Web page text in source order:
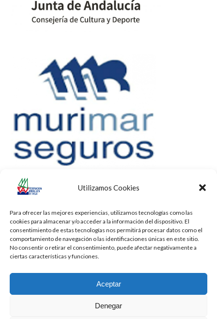
Utilizamos Cookies
Para ofrecer las mejores experiencias, utilizamos tecnologías como las
cookies para almacenar y/o acceder a la información del dispositivo. El
consentimiento de estas tecnologías nos permitirá procesar datos como el
comportamiento de navegación o las identificaciones únicas en este sitio.
No consentir o retirar el consentimiento, puede afectar negativamente a
ciertas características y funciones.
Aceptar
Denegar